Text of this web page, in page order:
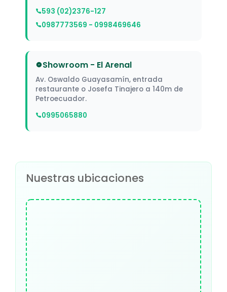
593 (02)2376-127
0987773569 - 0998469646
Showroom - El Arenal
Av. Oswaldo Guayasamín, entrada
restaurante o Josefa Tinajero a 140m de
Petroecuador.
0995065880
Nuestras ubicaciones